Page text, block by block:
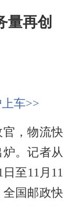
量再创
车>>
官，物流快
。记者从
至11月11
全国邮政快